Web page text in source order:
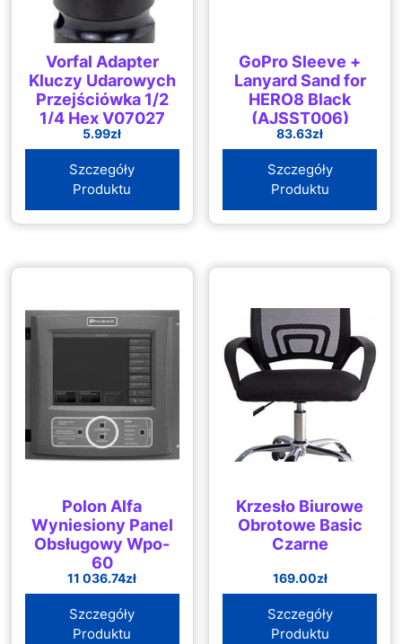
Vorfal Adapter
Kluczy Udarowych
Przejściówka 1/2
1/4 Hex V07027
5.99zł
Szczegóły
Produktu
GoPro Sleeve +
Lanyard Sand for
HERO8 Black
(AJSST006)
83.63zł
Szczegóły
Produktu
Polon Alfa
Wyniesiony Panel
Obsługowy Wpo-
60
11 036.74zł
Szczegóły
Produktu
Krzesło Biurowe
Obrotowe Basic
Czarne
169.00zł
Szczegóły
Produktu